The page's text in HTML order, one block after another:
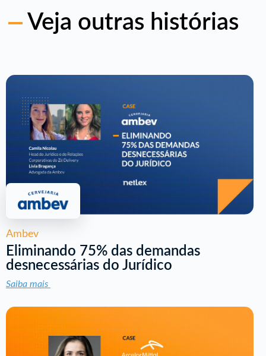
Veja outras histórias
Ambev
Eliminando 75% das demandas
desnecessárias do Jurídico
Saiba mais